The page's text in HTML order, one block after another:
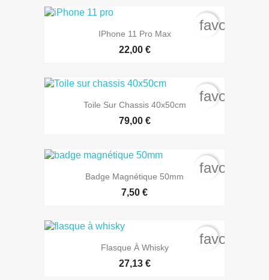
IPhone 11 Pro Max
22,00 €
Toile Sur Chassis 40x50cm
79,00 €
Badge Magnétique 50mm
7,50 €
Flasque À Whisky
27,13 €